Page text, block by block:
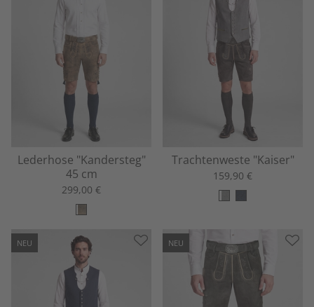
Lederhose "Kandersteg"
45 cm
299,00 €
Trachtenweste "Kaiser"
159,90 €
NEU NEU